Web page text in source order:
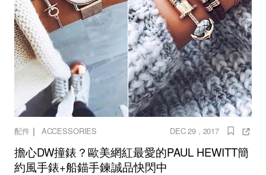
配件｜ ACCESSORIES DEC 29 , 2017
擔心DW撞錶？歐美網紅最愛的PAUL HEWITT簡
約風手錶+船錨手鍊誠品快閃中